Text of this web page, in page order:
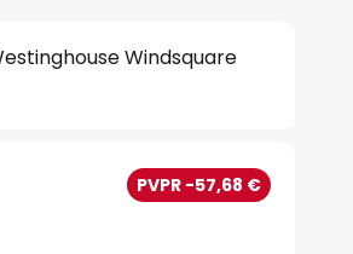
Windsquare
PVPR -57,68 €